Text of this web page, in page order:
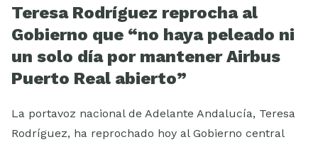
Teresa Rodríguez reprocha al
Gobierno que “no haya peleado ni
un solo día por mantener Airbus
Puerto Real abierto”
La portavoz nacional de Adelante Andalucía, Teresa
Rodríguez, ha reprochado hoy al Gobierno central